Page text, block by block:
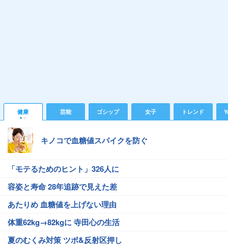
健康 芸能 ゴシップ 女子 トレンド
キノコで血糖値スパイクを防ぐ
「モテるためのヒント」326人に
容姿と寿命 28年追跡で見えた差
あたりめ 血糖値を上げない理由
体重62kg→82kgに 寺田心の生活
夏のむくみ対策 ツボ&反射区押し